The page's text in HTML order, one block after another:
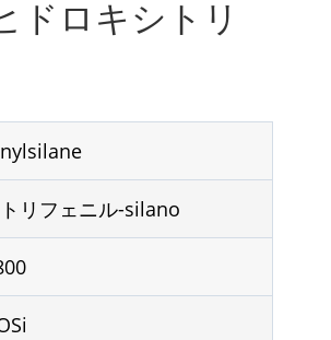
ドロキシトリ
リフェニル-silano